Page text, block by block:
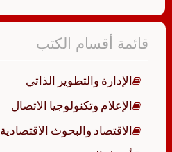
قائمة أقسام الكتب
الإدارة والتطوير الذاتي
الإعلام وتكنولوجيا الاتصال
الاقتصاد والبحوث الاقتصادية